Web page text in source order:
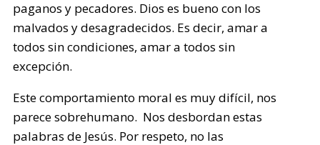
paganos y pecadores. Dios es bueno con los
malvados y desagradecidos. Es decir, amar a
todos sin condiciones, amar a todos sin
excepción.
Este comportamiento moral es muy difícil, nos
parece sobrehumano. Nos desbordan estas
palabras de Jesús. Por respeto, no las